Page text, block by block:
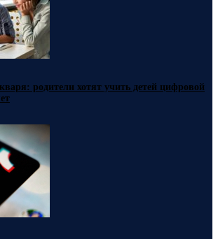
родители хотят учить детей цифровой